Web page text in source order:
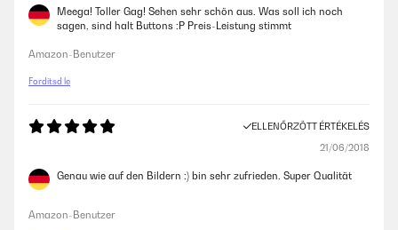
Meega! Toller Gag! Sehen sehr schön aus. Was soll ich noch
sagen, sind halt Buttons :P Preis-Leistung stimmt
Amazon-Benutzer
Fordítsd le
ELLENŐRZÖTT ÉRTÉKELÉS
21/06/2018
Genau wie auf den Bildern :) bin sehr zufrieden. Super Qualität
Amazon-Benutzer